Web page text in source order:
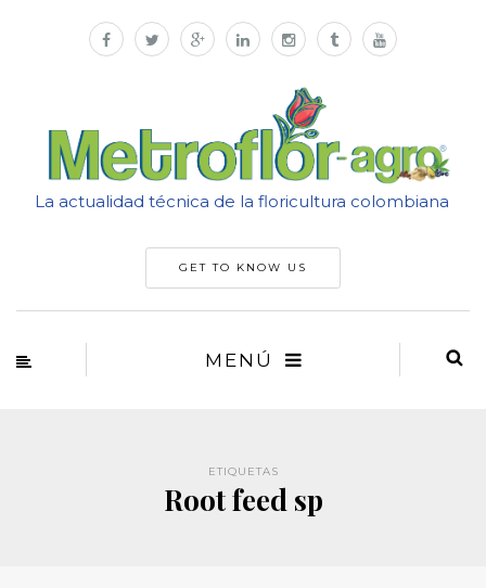
La actualidad técnica de la floricultura colombiana
GET TO KNOW US
MENÚ
ETIQUETAS
Root feed sp